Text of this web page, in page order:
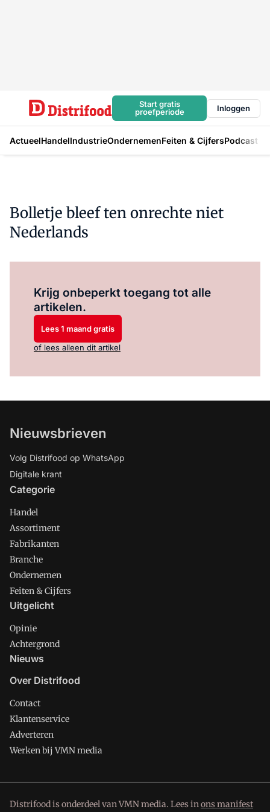
Start gratis
proefperiode
Inloggen
ActueelHandelIndustrieOndernemenFeiten & CijfersPodcast
Bolletje bleef ten onrechte niet
Nederlands
Krijg onbeperkt toegang tot alle
artikelen.
Lees 1 maand gratis
of lees alleen dit artikel
Nieuwsbrieven
Volg Distrifood op WhatsApp
Digitale krant
Categorie
Handel
Assortiment
Fabrikanten
Branche
Ondernemen
Feiten & Cijfers
Uitgelicht
Opinie
Achtergrond
Nieuws
Over Distrifood
Contact
Klantenservice
Adverteren
Werken bij VMN media
Distrifood is onderdeel van VMN media. Lees inons manifest